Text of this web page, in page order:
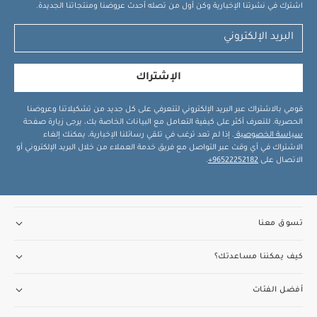
اشترك في نشرتنا الإخبارية وكن أول من تصله أحدث عروضنا ومنتجاتنا الجديدة.
الإشتراك
قومي بالاشتراك عبر البريد الإلكتروني لتتعرفي على كل جديد من تشكيلاتنا وعروضنا
الحصرية. للتعرف أكثر على كيفية التعامل مع البيانات الخاصة بك، يرجى زيارة صفحة
سياسة الخصوصية . إذا لم تعد ترغب في تلقي رسائلنا الإخبارية، يمكنك إلغاء
الاشتراك في أي وقت عبر التواصل مع فريق خدمة العملاء من خلال البريد الإلكتروني أو
الاتصال على 96522252182+
.
تسوق معنا
كيف يمكننا مساعدتك؟
أفضل الفئات